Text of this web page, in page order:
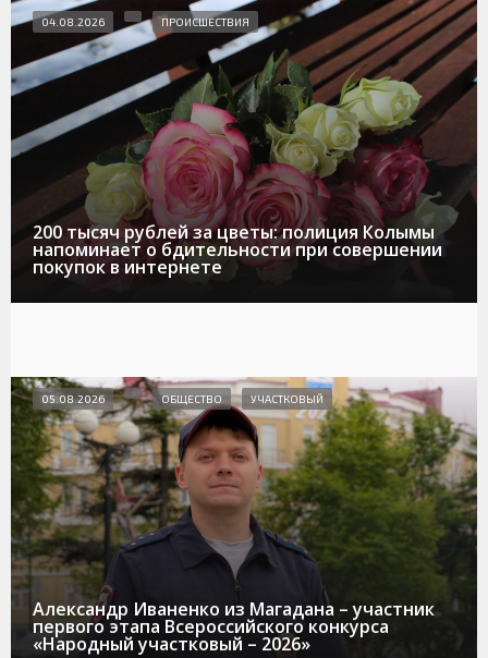
200 тысяч рублей за цветы: полиция Колымы
напоминает о бдительности при совершении
покупок в интернете
04.08.2026 ПРОИСШЕСТВИЯ
Александр Иваненко из Магадана – участник
первого этапа Всероссийского конкурса
«Народный участковый – 2026»
05.08.2026 ОБЩЕСТВО УЧАСТКОВЫЙ